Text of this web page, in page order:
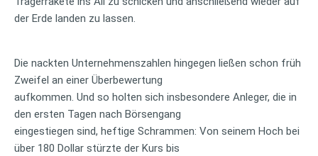
der Erde landen zu lassen.
Die nackten Unternehmenszahlen hingegen ließen schon früh
Zweifel an einer Überbewertung
aufkommen. Und so holten sich insbesondere Anleger, die in
den ersten Tagen nach Börsengang
eingestiegen sind, heftige Schrammen: Von seinem Hoch bei
über 180 Dollar stürzte der Kurs bis